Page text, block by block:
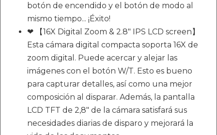
botón de encendido y el botón de modo al
mismo tiempo... ¡Éxito!
❤ 【16X Digital Zoom & 2.8" IPS LCD screen】
Esta cámara digital compacta soporta 16X de
zoom digital. Puede acercar y alejar las
imágenes con el botón W/T. Esto es bueno
para capturar detalles, así como una mejor
composición al disparar. Además, la pantalla
LCD TFT de 2,8" de la cámara satisfará sus
necesidades diarias de disparo y mejorará la